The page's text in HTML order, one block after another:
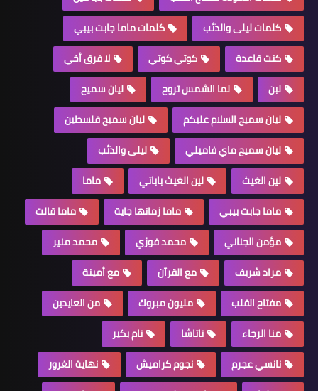
كلمات ليلى والذئب
كلمات ماما جابت بيبي
كنت قاعدة
كوتي كوتي
لا فرق أخي
لبن
لما الشمس تروح
ليان سميح
ليان سميح السلام عليكم
ليان سميح فلسطين
ليان سميح ماي فاميلي
ليلى والذئب
لين الغيث
لين الغيث باباتي
ماما
ماما جابت بيبي
ماما زمانها جاية
ماما قالت
مؤمن الجناني
محمد فوزي
محمد منير
مراد شريف
مع القرآن
مع أمينة
مفتاح القلب
مليون مبروك
من العايدين
منا الرجاء
ناتاشا
نام بكير
نانسي عجرم
نجوم كراميش
نهاية الغرور